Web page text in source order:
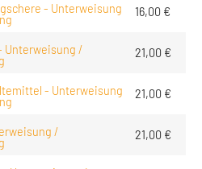
- Unterweisung
16,00 €
Unterweisung /
21,00 €
- Unterweisung
21,00 €
/
21,00 €